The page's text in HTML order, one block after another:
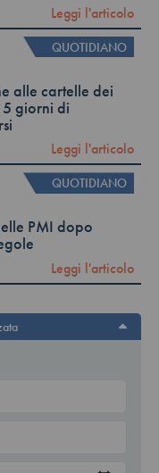
Leggi l'articolo
QUOTIDIANO
alle cartelle dei
5 giorni di
Leggi l'articolo
QUOTIDIANO
PMI dopo
Leggi l'articolo